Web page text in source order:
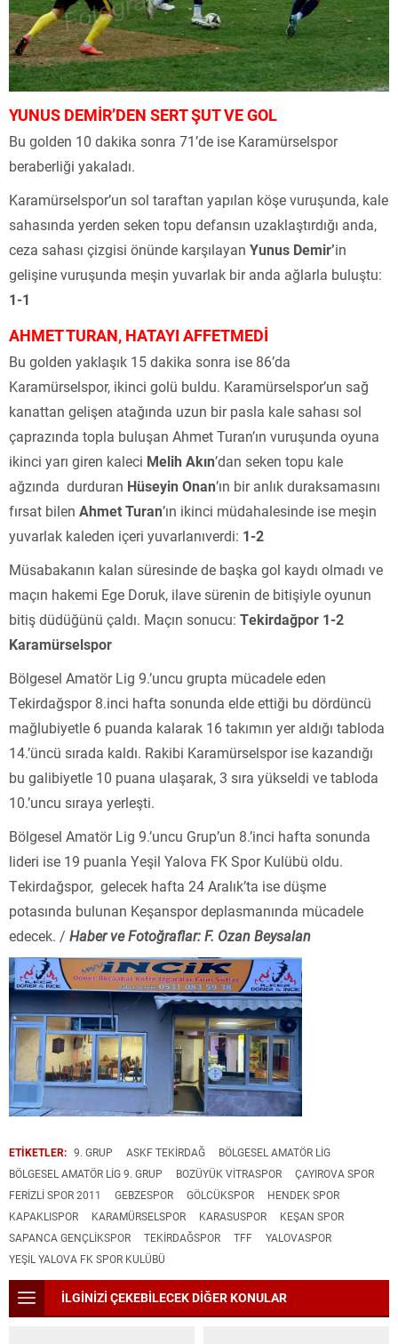
YUNUS DEMİR’DEN SERT ŞUT VE GOL
Bu golden 10 dakika sonra 71’de ise Karamürselspor
beraberliği yakaladı.
Karamürselspor’un sol taraftan yapılan köşe vuruşunda, kale
sahasında yerden seken topu defansın uzaklaştırdığı anda,
ceza sahası çizgisi önünde karşılayan Yunus Demir’in
gelişine vuruşunda meşin yuvarlak bir anda ağlarla buluştu:
1-1
AHMET TURAN, HATAYI AFFETMEDİ
Bu golden yaklaşık 15 dakika sonra ise 86’da
Karamürselspor, ikinci golü buldu. Karamürselspor’un sağ
kanattan gelişen atağında uzun bir pasla kale sahası sol
çaprazında topla buluşan Ahmet Turan’ın vuruşunda oyuna
ikinci yarı giren kaleci Melih Akın’dan seken topu kale
ağzında durduran Hüseyin Onan’ın bir anlık duraksamasını
fırsat bilen Ahmet Turan’ın ikinci müdahalesinde ise meşin
yuvarlak kaleden içeri yuvarlanıverdi: 1-2
Müsabakanın kalan süresinde de başka gol kaydı olmadı ve
maçın hakemi Ege Doruk, ilave sürenin de bitişiyle oyunun
bitiş düdüğünü çaldı. Maçın sonucu: Tekirdağpor 1-2
Karamürselspor
Bölgesel Amatör Lig 9.’uncu grupta mücadele eden
Tekirdağspor 8.inci hafta sonunda elde ettiği bu dördüncü
mağlubiyetle 6 puanda kalarak 16 takımın yer aldığı tabloda
14.’üncü sırada kaldı. Rakibi Karamürselspor ise kazandığı
bu galibiyetle 10 puana ulaşarak, 3 sıra yükseldi ve tabloda
10.’uncu sıraya yerleşti.
Bölgesel Amatör Lig 9.’uncu Grup’un 8.’inci hafta sonunda
lideri ise 19 puanla Yeşil Yalova FK Spor Kulübü oldu.
Tekirdağspor, gelecek hafta 24 Aralık’ta ise düşme
potasında bulunan Keşanspor deplasmanında mücadele
edecek. / Haber ve Fotoğraflar: F. Ozan Beysalan
ETİKETLER: 9. GRUP ASKF TEKIRDAĞ
BÖLGESEL AMATÖR LIG
BÖLGESEL AMATÖR LIG 9. GRUP
BOZÜYÜK VİTRASPOR
ÇAYIROVA SPOR
FERİZLİ SPOR 2011
GEBZESPOR GÖLCÜKSPOR
HENDEK SPOR
KAPAKLISPOR
KARAMÜRSELSPOR KARASUSPOR
KEŞAN SPOR
SAPANCA GENÇLİKSPOR
TEKIRDAĞSPOR TFF
YALOVASPOR
YEŞİL YALOVA FK SPOR KULÜBÜ
İLGİNİZİ ÇEKEBİLECEK DİĞER KONULAR